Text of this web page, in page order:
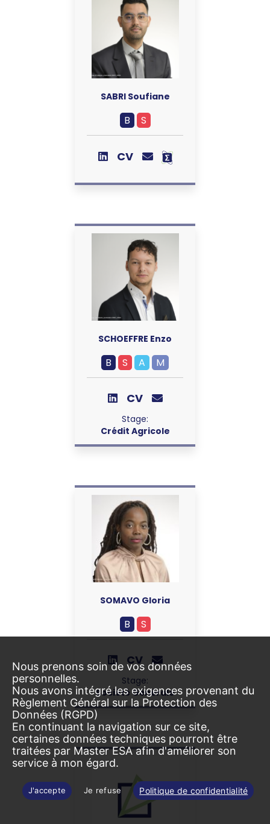
SABRI Soufiane
B S
CV
SCHOEFFRE Enzo
B S A M
CV
Stage:
Crédit Agricole
SOMAVO Gloria
B S
CV
Stage:
Société Générale
Nous prenons soin de vos données
personnelles.
Nous avons intégré les exigences provenant du
Règlement Général sur la Protection des
Données (RGPD)
En continuant la navigation sur ce site,
certaines données techniques pourront être
traitées par Master ESA afin d'améliorer son
service à mon égard.
J'accepte Je refuse Politique de confidentialité